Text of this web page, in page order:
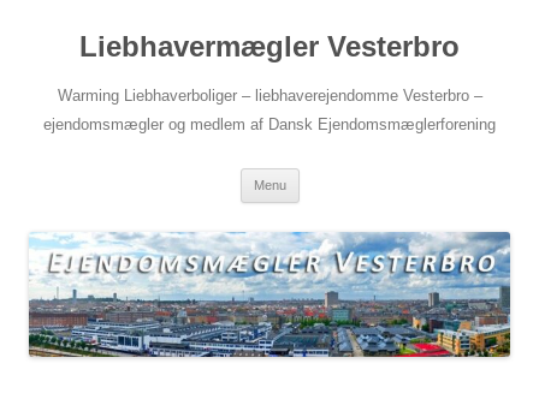
indholdLiebhavermægler Vesterbro
Warming Liebhaverboliger – liebhaverejendomme Vesterbro –
ejendomsmægler og medlem af Dansk Ejendomsmæglerforening
Menu